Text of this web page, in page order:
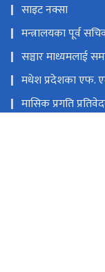
साइट नक्सा
मन्त्रालयका पूर्व
सञ्चार माध्यमलाई
मधेश प्रदेशका एफ.
मासिक प्रगति